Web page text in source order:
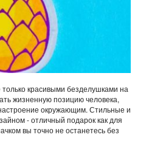
красивыми безделушками на
жизненную позицию человека,
окружающим. Стильные и
- отличный подарок как для
вы точно не останетесь без